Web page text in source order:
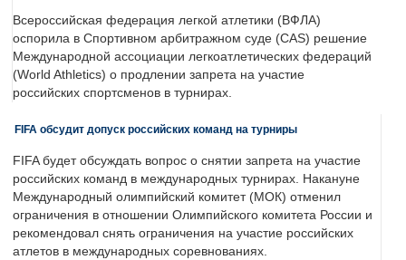
Всероссийская федерация легкой атлетики (ВФЛА)
оспорила в Спортивном арбитражном суде (CAS) решение
Международной ассоциации легкоатлетических федераций
(World Athletics) о продлении запрета на участие
российских спортсменов в турнирах.
FIFA обсудит допуск российских команд на турниры
FIFA будет обсуждать вопрос о снятии запрета на участие
российских команд в международных турнирах. Накануне
Международный олимпийский комитет (МОК) отменил
ограничения в отношении Олимпийского комитета России и
рекомендовал снять ограничения на участие российских
атлетов в международных соревнованиях.